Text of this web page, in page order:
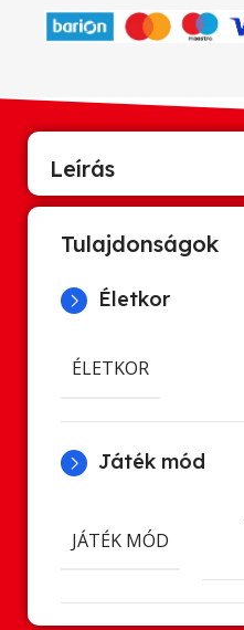
Leírás
Tulajdonságok
Életkor
ÉLETKOR
Játék mód
JÁTÉK MÓD